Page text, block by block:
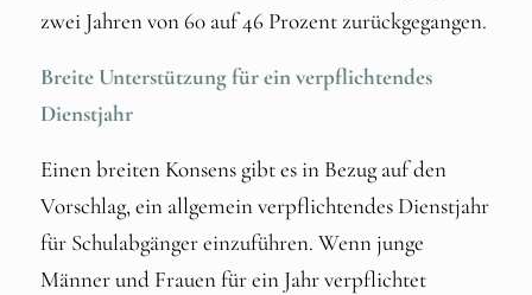
zwei Jahren von 60 auf 46 Prozent zurückgegangen.
Breite Unterstützung für ein verpflichtendes
Dienstjahr
Einen breiten Konsens gibt es in Bezug auf den
Vorschlag, ein allgemein verpflichtendes Dienstjahr
für Schulabgänger einzuführen. Wenn junge
Männer und Frauen für ein Jahr verpflichtet